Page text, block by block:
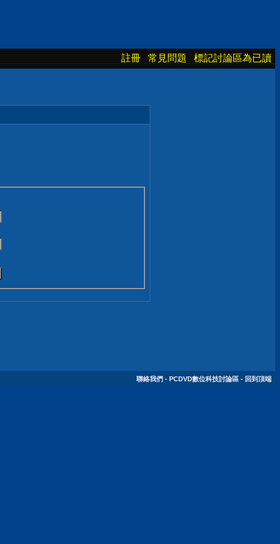
註冊 常見問題 標記討論區為已讀
聯絡我們 - PCDVD數位科技討論區 - 回到頂端